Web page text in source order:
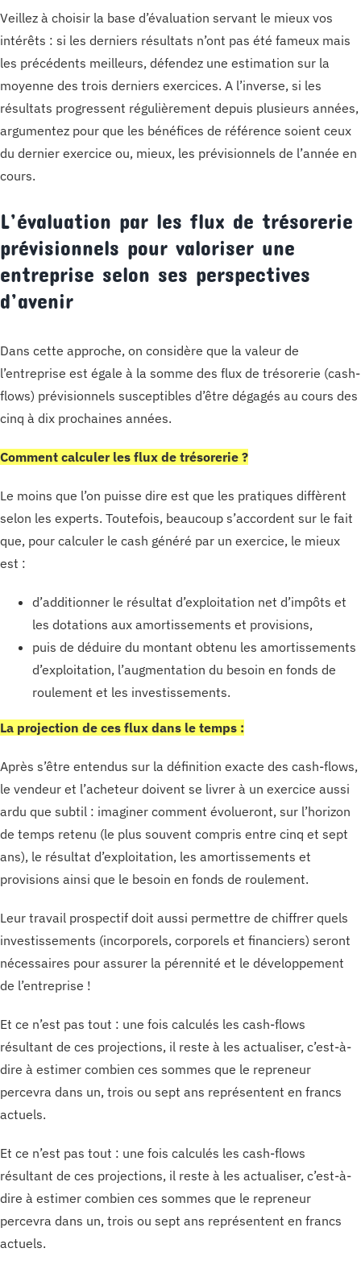
Veillez à choisir la base d’évaluation servant le mieux vos
intérêts : si les derniers résultats n’ont pas été fameux mais
les précédents meilleurs, défendez une estimation sur la
moyenne des trois derniers exercices. A l’inverse, si les
résultats progressent régulièrement depuis plusieurs années,
argumentez pour que les bénéfices de référence soient ceux
du dernier exercice ou, mieux, les prévisionnels de l’année en
cours.
L’évaluation par les flux de trésorerie
prévisionnels pour valoriser une
entreprise selon ses perspectives
d’avenir
Dans cette approche, on considère que la valeur de
l’entreprise est égale à la somme des flux de trésorerie (cash-
flows) prévisionnels susceptibles d’être dégagés au cours des
cinq à dix prochaines années.
Comment calculer les flux de trésorerie ?
Le moins que l’on puisse dire est que les pratiques diffèrent
selon les experts. Toutefois, beaucoup s’accordent sur le fait
que, pour calculer le cash généré par un exercice, le mieux
est :
d’additionner le résultat d’exploitation net d’impôts et
les dotations aux amortissements et provisions,
puis de déduire du montant obtenu les amortissements
d’exploitation, l’augmentation du besoin en fonds de
roulement et les investissements.
La projection de ces flux dans le temps :
Après s’être entendus sur la définition exacte des cash-flows,
le vendeur et l’acheteur doivent se livrer à un exercice aussi
ardu que subtil : imaginer comment évolueront, sur l’horizon
de temps retenu (le plus souvent compris entre cinq et sept
ans), le résultat d’exploitation, les amortissements et
provisions ainsi que le besoin en fonds de roulement.
Leur travail prospectif doit aussi permettre de chiffrer quels
investissements (incorporels, corporels et financiers) seront
nécessaires pour assurer la pérennité et le développement
de l’entreprise !
Et ce n’est pas tout : une fois calculés les cash-flows
résultant de ces projections, il reste à les actualiser, c’est-à-
dire à estimer combien ces sommes que le repreneur
percevra dans un, trois ou sept ans représentent en francs
actuels.
Et ce n’est pas tout : une fois calculés les cash-flows
résultant de ces projections, il reste à les actualiser, c’est-à-
dire à estimer combien ces sommes que le repreneur
percevra dans un, trois ou sept ans représentent en francs
actuels.